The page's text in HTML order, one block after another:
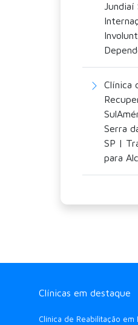
Jundiaí
Clínica
Serra
SP |
para
Clínicas em destaque
Clínica de Reabilitação